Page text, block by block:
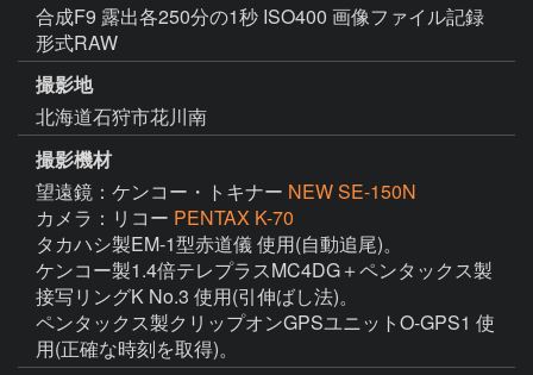
合成F9 露出各250分の1秒 ISO400 画像ファイル記録
形式RAW
撮影地
北海道石狩市花川南
撮影機材
望遠鏡：ケンコー・トキナー NEW SE-150N
カメラ：リコー PENTAX K-70
タカハシ製EM-1型赤道儀 使用(自動追尾)。
ケンコー製1.4倍テレプラスMC4DG＋ペンタックス製
接写リングK No.3 使用(引伸ばし法)。
ペンタックス製クリップオンGPSユニットO-GPS1 使
用(正確な時刻を取得)。